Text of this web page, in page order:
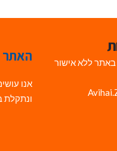
ללא אישור
האתר
אנו
ונתקלת